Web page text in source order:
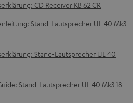
CD Receiver KB 62 CR
Stand-Lautsprecher UL 40 Mk3
Stand-Lautsprecher UL 40
Stand-Lautsprecher UL 40 Mk3 18